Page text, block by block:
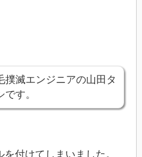
撲滅エンジニアの山田タ
です。
付けてしまいました。